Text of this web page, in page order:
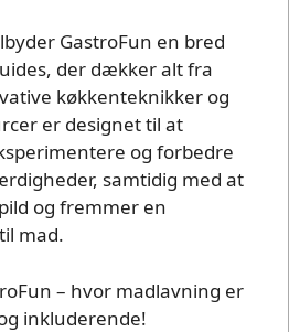
GastroFun en bred
der dækker alt fra
køkkenteknikker og
er designet til at
og forbedre
samtidig med at
og fremmer en
mad.
– hvor madlavning er
inkluderende!